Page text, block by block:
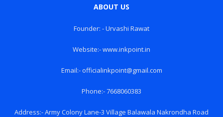
ABOUT US
Founder: - Urvashi Rawat
Website:- www.inkpoint.in
Email:- officialinkpoint@gmail.com
Phone:- 7668060383
Address:- Army Colony Lane-3 Village Balawala Nakrondha Road